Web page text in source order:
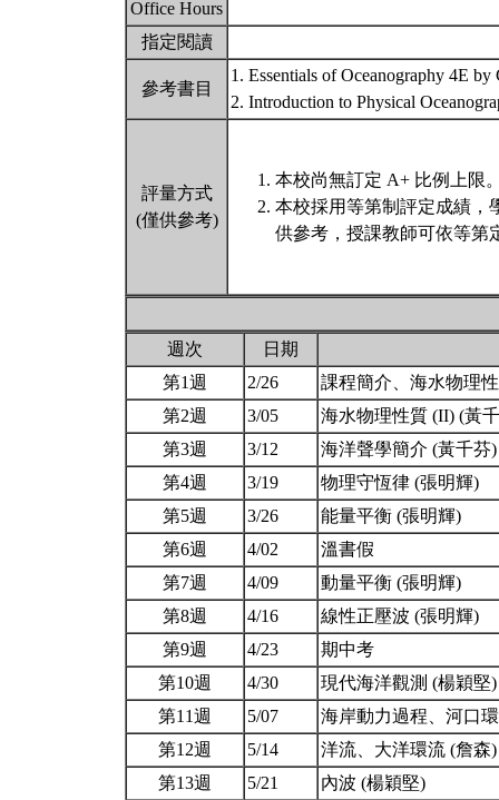
Office Hours
指定閱讀
參考書目
1. Essentials of Oceanography 4E by
2. Introduction to Physical
評量方式
(僅供參考)
本校尚無訂定 A+ 比例上限
本校採用等第制評定成績，
供參考，授課教師可依等第
週次
日期
第1週
2/26
課程簡介、海水物理
第2週
3/05
海水物理性質 (II) (黃
第3週
3/12
海洋聲學簡介 (黃千芬
第4週
3/19
物理守恆律 (張明輝)
第5週
3/26
能量平衡 (張明輝)
第6週
4/02
溫書假
第7週
4/09
動量平衡 (張明輝)
第8週
4/16
線性正壓波 (張明輝)
第9週
4/23
期中考
第10週
4/30
現代海洋觀測 (楊穎堅
第11週
5/07
海岸動力過程、河口
第12週
5/14
洋流、大洋環流 (詹森
第13週
5/21 內波 (楊穎堅)